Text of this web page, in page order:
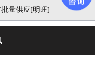
量供应[明旺]